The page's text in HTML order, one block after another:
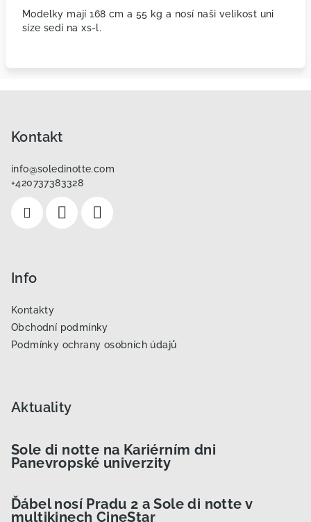
Modelky mají 168 cm a 55 kg a nosí naši velikost uni
size sedí na xs-l.
Kontakt
info@soledinotte.com
+420737383328
Info
Kontakty
Obchodní podmínky
Podmínky ochrany osobních údajů
Aktuality
Sole di notte na Kariérním dni
Panevropské univerzity
Ďábel nosí Pradu 2 a Sole di notte v
multikinech CineStar